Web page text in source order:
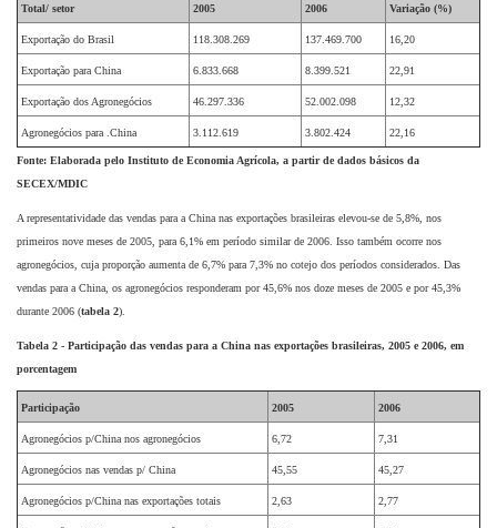
Total/ setor 2005 2006 Variação (%)
Exportação do Brasil 118.308.269 137.469.700 16,20
Exportação para China 6.833.668 8.399.521 22,91
Exportação dos Agronegócios 46.297.336 52.002.098 12,32
Agronegócios para .China 3.112.619 3.802.424 22,16
Fonte: Elaborada pelo Instituto de Economia Agrícola, a partir de dados básicos da
SECEX/MDIC
A representatividade das vendas para a China nas exportações brasileiras elevou-se de 5,8%, nos
primeiros nove meses de 2005, para 6,1% em período similar de 2006. Isso também ocorre nos
agronegócios, cuja proporção aumenta de 6,7% para 7,3% no cotejo dos períodos considerados. Das
vendas para a China, os agronegócios responderam por 45,6% nos doze meses de 2005 e por 45,3%
durante 2006 (tabela 2).
Tabela 2 - Participação das vendas para a China nas exportações brasileiras, 2005 e 2006, em
porcentagem
Participação 2005 2006
Agronegócios p/China nos agronegócios 6,72 7,31
Agronegócios nas vendas p/ China 45,55 45,27
Agronegócios p/China nas exportações totais 2,63 2,77